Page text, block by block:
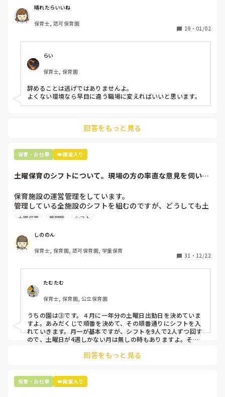
周りの職員は、勤続10年以上から何十年という先生がほとん
どです。
保護者子どもの愚痴悪口が多く、
今で言う不適切保育も
仕方ないよね
もう何も言わずに
子どもの言いなりになればいいんだね
などいう意見で…
上の先生に相談することは難しそうです。
最後の職場にしようと思っていましたが
辞めることは逃げ、と、過去辞めた人も何年も言われ続けて
います
晴れたらいいね
保育士, 認可保育園
19 ・ 01/02
らい
保育士, 保育園
辞めることは逃げではありませんよ。
よくない環境なら早目に違う職場に変えればいいと思います。
回答をもっと見る
保育・お仕事 👑殿堂入り
土曜保育のシフトについて。現場の方の率直な意見を伺いた
保育施設の運営管理をしています。
管理している全施設のシフトを組むのですが、どうしても土
曜保育だけは入れる方が少なく、いつも苦労しています。
て入職しているはずですが、いざ勤務が始まると一日も土曜
出勤が出来ない方ばかりです。
①土曜日の希望休は2日まで、と制限をかける
②毎月、必ず土曜保育に入ることのできる日を1日だけピッ
クアップしてもらう
③仮シフトが出た時、土曜出勤が難しければ自身で代わりの
人を交渉して見つけてもらう
上記のいずれかの対策を取り入れることを考えています。
土曜保育 管理職 シフト
しののん
保育士, 保育園, 認可保育園, 学童保育
31 ・ 12/22
たむたむ
保育士, 保育園, 公立保育園
うちの園は③です。４月に一年分の土曜日出勤日を決めていま
すよ。あみだくじで順番を決めて、その順番通りにシフトを入
れていきます。月一が基本ですが、シフトを9人で2人ずつ回す
ので、土曜日が4週しかない月は無しの時もありますよ。その
て貰い、主任に報告してます。
回答をもっと見る
保育・お仕事 👑殿堂入り